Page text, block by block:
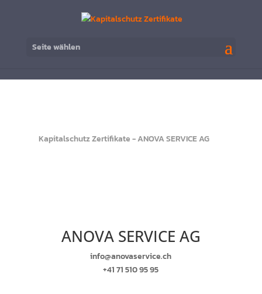
Seite wählen
ZERTIFIKATE
ANOVA SERVICE AG
info@anovaservice.ch
+41 71 510 95 95
l
Schreiben Sie uns!